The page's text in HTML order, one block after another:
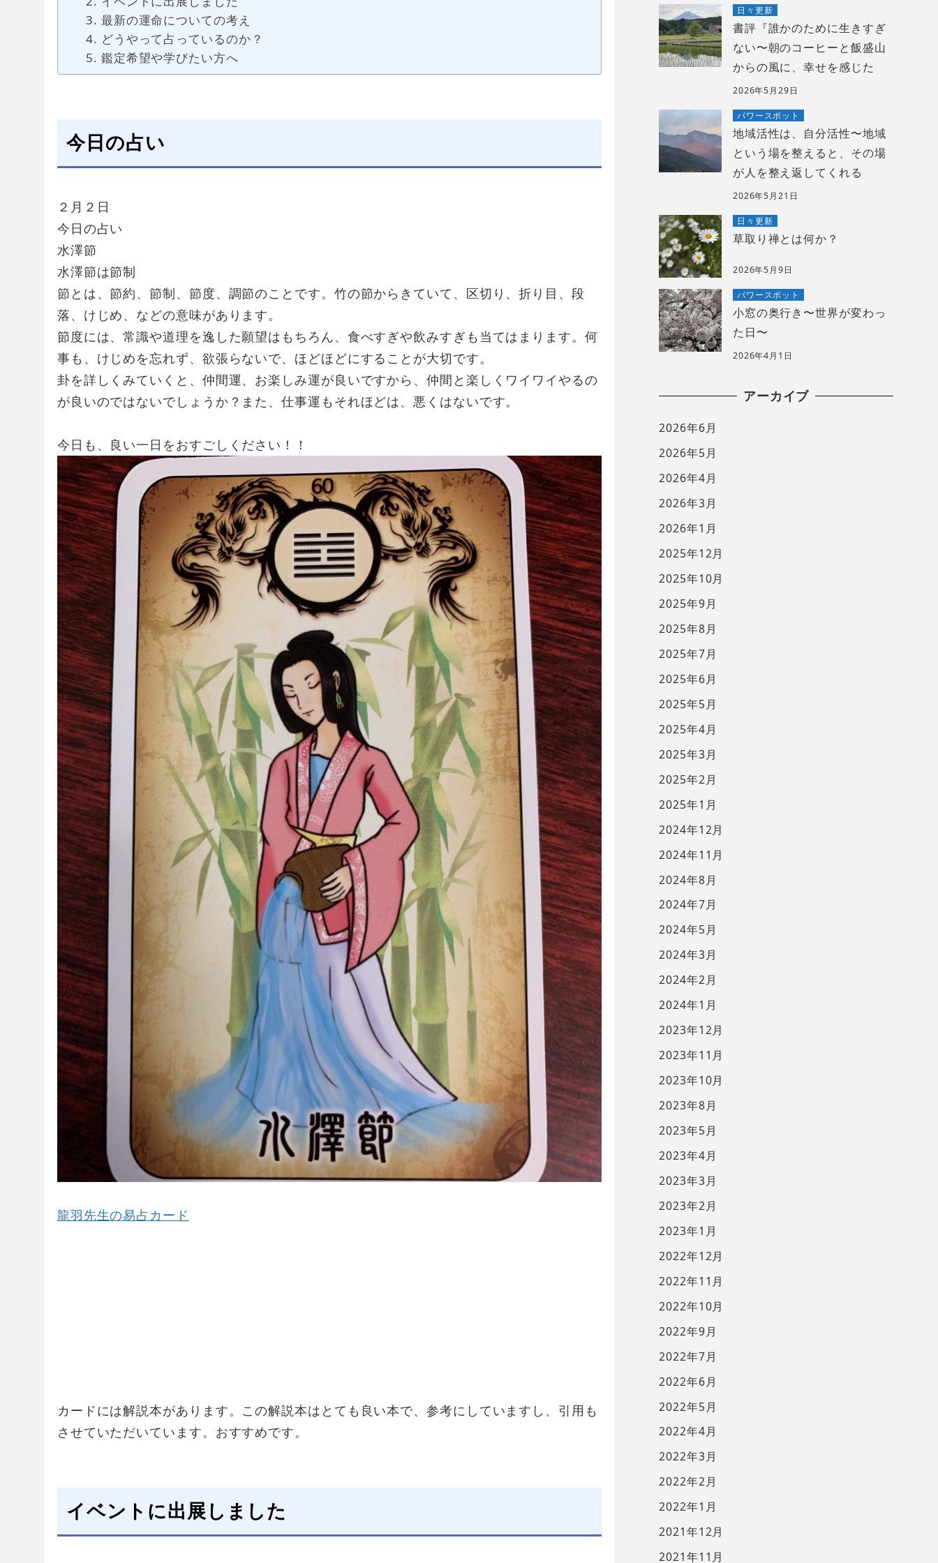
最新の運命についての考え
どうやって占っているのか？
鑑定希望や学びたい方へ
今日の占い
２月２日
今日の占い
水澤節
水澤節は節制
節とは、節約、節制、節度、調節のことです。竹の節からきていて、区切り、折り目、段
落、けじめ、などの意味があります。
節度には、常識や道理を逸した願望はもちろん、食べすぎや飲みすぎも当てはまります。何
事も、けじめを忘れず、欲張らないで、ほどほどにすることが大切です。
卦を詳しくみていくと、仲間運、お楽しみ運が良いですから、仲間と楽しくワイワイやるの
が良いのではないでしょうか？また、仕事運もそれほどは、悪くはないです。
今日も、良い一日をおすごしください！！
龍羽先生の易占カード
カードには解説本があります。この解説本はとても良い本で、参考にしていますし、引用も
させていただいています。おすすめです。
イベントに出展しました
日々更新
書評『誰かのために生きすぎ
ない〜朝のコーヒーと飯盛山
からの風に、幸せを感じた
2026年5月29日
パワースポット
地域活性は、自分活性〜地域
という場を整えると、その場
が人を整え返してくれる
2026年5月21日
日々更新
草取り禅とは何か？
2026年5月9日
パワースポット
小窓の奥行き〜世界が変わっ
た日〜
2026年4月1日
アーカイブ
2026年6月
2026年5月
2026年4月
2026年3月
2026年1月
2025年12月
2025年10月
2025年9月
2025年8月
2025年7月
2025年6月
2025年5月
2025年4月
2025年3月
2025年2月
2025年1月
2024年12月
2024年11月
2024年8月
2024年7月
2024年5月
2024年3月
2024年2月
2024年1月
2023年12月
2023年11月
2023年10月
2023年8月
2023年5月
2023年4月
2023年3月
2023年2月
2023年1月
2022年12月
2022年11月
2022年10月
2022年9月
2022年7月
2022年6月
2022年5月
2022年4月
2022年3月
2022年2月
2022年1月
2021年12月
2021年11月